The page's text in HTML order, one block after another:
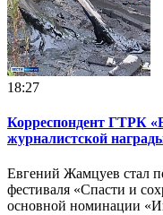
18:27
Корреспондент ГТРК
журналистской
Евгений Жамцуев стал
фестиваля «Спасти и
основной номинации